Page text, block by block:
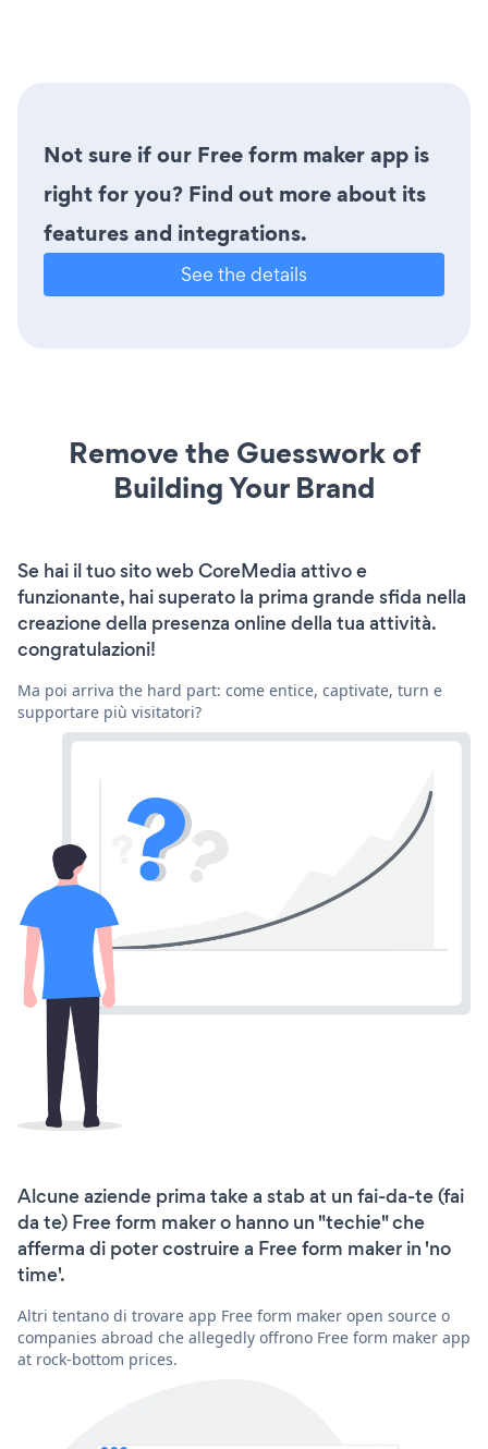
Not sure if our Free form maker app is
right for you? Find out more about its
features and integrations.
See the details
Remove the Guesswork of
Building Your Brand
Se hai il tuo sito web CoreMedia attivo e
funzionante, hai superato la prima grande sfida nella
creazione della presenza online della tua attività.
congratulazioni!
Ma poi arriva the hard part: come entice, captivate, turn e
supportare più visitatori?
Alcune aziende prima take a stab at un fai-da-te (fai
da te) Free form maker o hanno un "techie" che
afferma di poter costruire a Free form maker in 'no
time'.
Altri tentano di trovare app Free form maker open source o
companies abroad che allegedly offrono Free form maker app
at rock-bottom prices.